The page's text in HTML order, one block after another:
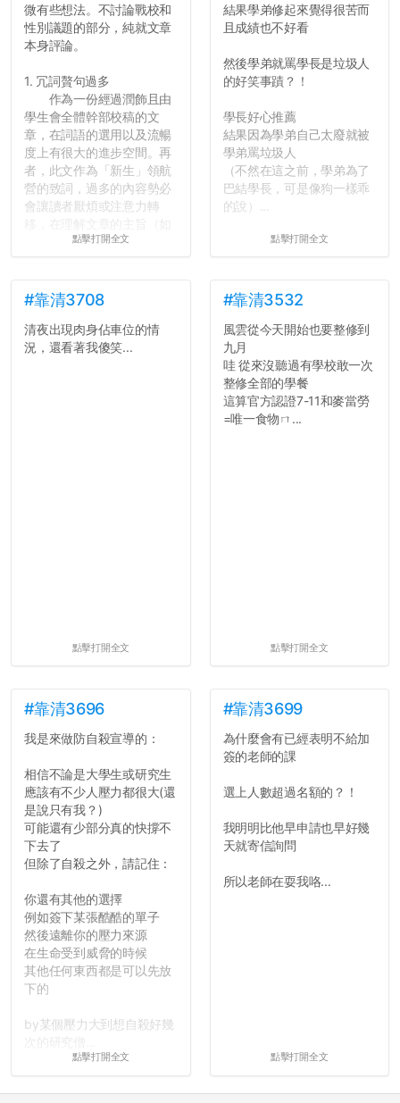
微有些想法。不討論戰校和
性別議題的部分，純就文章
本身評論。
1. 冗詞贅句過多
作為一份經過潤飾且由
學生會全體幹部校稿的文
章，在詞語的選用以及流暢
度上有很大的進步空間。再
者，此文作為「新生」領航
營的致詞，過多的內容勢必
會讓讀者厭煩或注意力轉
果有的話）前就失去興趣。
的聲明一樣正式，但至少在
用字上多加留意。有些語句
用說的可能會引人發笑或多
聽幾句，但寫成文字時只會
點擊打開全文
結果學弟修起來覺得很苦而
且成績也不好看
然後學弟就罵學長是垃圾人
的好笑事蹟？！
學長好心推薦
結果因為學弟自己太廢就被
學弟罵垃圾人
（不然在這之前，學弟為了
巴結學長，可是像狗一樣乖
的說）...
點擊打開全文
#靠清3708
清夜出現肉身佔車位的情
況，還看著我傻笑...
點擊打開全文
#靠清3532
風雲從今天開始也要整修到
九月
哇 從來沒聽過有學校敢一次
整修全部的學餐
這算官方認證7-11和麥當勞
=唯一食物ㄇ...
點擊打開全文
#靠清3696
我是來做防自殺宣導的：
相信不論是大學生或研究生
應該有不少人壓力都很大(還
是說只有我？)
可能還有少部分真的快撐不
下去了
但除了自殺之外，請記住：
你還有其他的選擇
例如簽下某張酷酷的單子
然後遠離你的壓力來源
在生命受到威脅的時候
其他任何東西都是可以先放
下的
by某個壓力大到想自殺好幾
點擊打開全文
#靠清3699
為什麼會有已經表明不給加
簽的老師的課
選上人數超過名額的？！
我明明比他早申請也早好幾
天就寄信詢問
所以老師在耍我咯...
點擊打開全文